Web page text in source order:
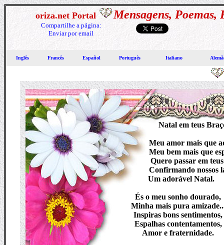
oriza.net Portal Mensagens, Poemas,
Compartilhe a página:
Enviar por email
Inglês Francês Español Português Italiano
Natal em teus
Meu amor mais que
Meu bem mais que
Quero passar em teus
Confirmando nossos
Um adorável Natal.
És o meu sonho dourado,
Minha mais pura
Inspiras bons sentimentos,
Espalhas contentamentos,
Amor e fraternidade.